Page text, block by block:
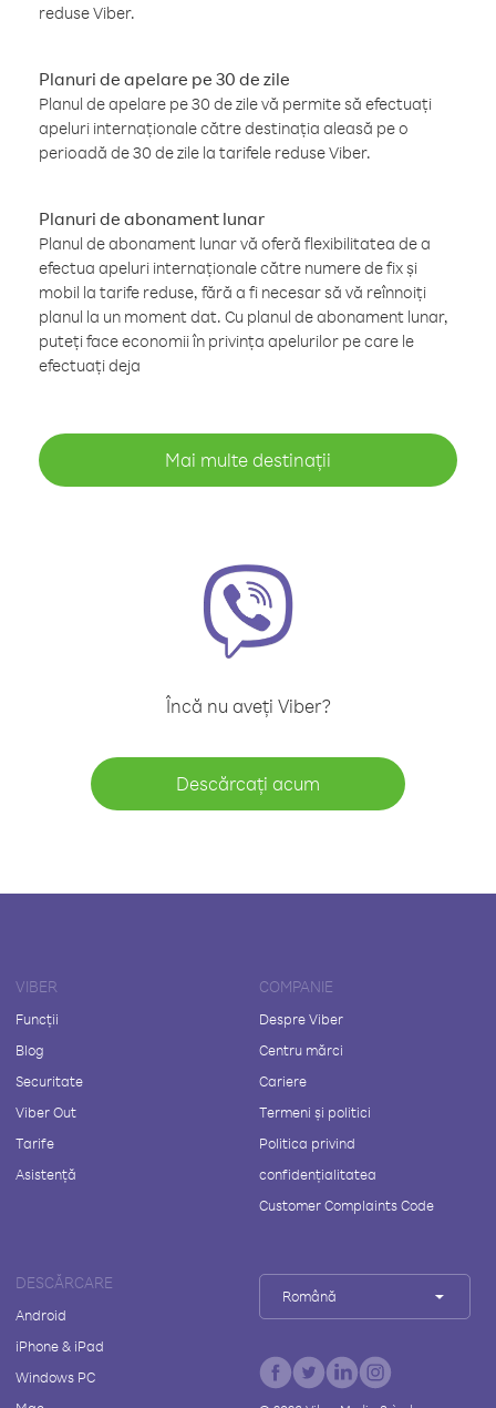
reduse Viber.
Planuri de apelare pe 30 de zile
Planul de apelare pe 30 de zile vă permite să efectuați
apeluri internaționale către destinația aleasă pe o
perioadă de 30 de zile la tarifele reduse Viber.
Planuri de abonament lunar
Planul de abonament lunar vă oferă flexibilitatea de a
efectua apeluri internaționale către numere de fix și
mobil la tarife reduse, fără a fi necesar să vă reînnoiți
planul la un moment dat. Cu planul de abonament lunar,
puteți face economii în privința apelurilor pe care le
efectuați deja
Mai multe destinații
Încă nu aveți Viber?
Descărcați acum
VIBER
Funcții
Blog
Securitate
Viber Out
Tarife
Asistență
COMPANIE
Despre Viber
Centru mărci
Cariere
Termeni și politici
Politica privind
confidențialitatea
Customer Complaints Code
DESCĂRCARE
Android
iPhone & iPad
Windows PC
Română